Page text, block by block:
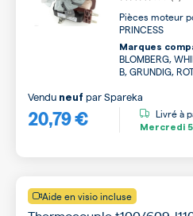
Pièces moteur
PRINCESS
Marques
BLOMBERG,
B, GRUNDIG,
20,79 €
Vendu neuf parSpareka
Livré à
Mercredi
Aide en visio incluse